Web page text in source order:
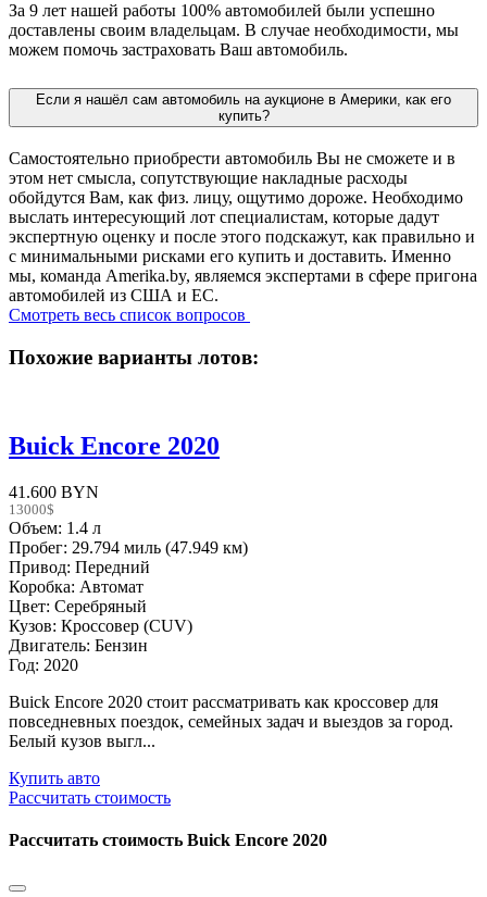
За 9 лет нашей работы 100% автомобилей были успешно
доставлены своим владельцам. В случае необходимости, мы
можем помочь застраховать Ваш автомобиль.
Если я нашёл сам автомобиль на аукционе в Америки, как его
купить?
Самостоятельно приобрести автомобиль Вы не сможете и в
этом нет смысла, сопутствующие накладные расходы
обойдутся Вам, как физ. лицу, ощутимо дороже. Необходимо
выслать интересующий лот специалистам, которые дадут
экспертную оценку и после этого подскажут, как правильно и
с минимальными рисками его купить и доставить. Именно
мы, команда Amerika.by, являемся экспертами в сфере пригона
автомобилей из США и ЕС.
Смотреть весь список вопросов
Похожие варианты лотов:
Buick Encore 2020
41.600 BYN
13000$
Объем: 1.4 л
Пробег: 29.794 миль (47.949 км)
Привод: Передний
Коробка: Автомат
Цвет: Серебряный
Кузов: Кроссовер (CUV)
Двигатель: Бензин
Год: 2020
Buick Encore 2020 стоит рассматривать как кроссовер для
повседневных поездок, семейных задач и выездов за город.
Белый кузов выгл...
Купить авто
Рассчитать стоимость
Рассчитать стоимость Buick Encore 2020